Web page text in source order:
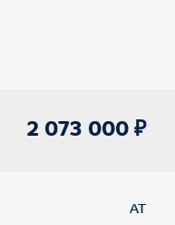
2 073 000 ₽
AT